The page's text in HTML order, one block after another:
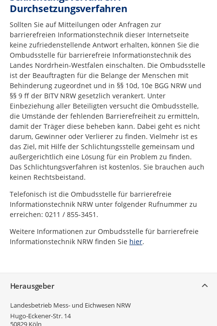
Durchsetzungsverfahren
Sollten Sie auf Mitteilungen oder Anfragen zur
barrierefreien Informationstechnik dieser Internetseite
keine zufriedenstellende Antwort erhalten, können Sie die
Ombudsstelle für barrierefreie Informationstechnik des
Landes Nordrhein-Westfalen einschalten. Die Ombudsstelle
ist der Beauftragten für die Belange der Menschen mit
Behinderung zugeordnet und in §§ 10d, 10e BGG NRW und
§§ 9 ff der BITV NRW gesetzlich verankert. Unter
Einbeziehung aller Beteiligten versucht die Ombudsstelle,
die Umstände der fehlenden Barrierefreiheit zu ermitteln,
damit der Träger diese beheben kann. Dabei geht es nicht
darum, Gewinner oder Verlierer zu finden. Vielmehr ist es
das Ziel, mit Hilfe der Schlichtungsstelle gemeinsam und
außergerichtlich eine Lösung für ein Problem zu finden.
Das Schlichtungsverfahren ist kostenlos. Sie brauchen auch
keinen Rechtsbeistand.
Telefonisch ist die Ombudsstelle für barrierefreie
Informationstechnik NRW unter folgender Rufnummer zu
erreichen: 0211 / 855-3451.
Weitere Informationen zur Ombudsstelle für barrierefreie
Informationstechnik NRW finden Sie hier.
Herausgeber
Landesbetrieb Mess- und Eichwesen NRW
Hugo-Eckener-Str. 14
50829 Köln